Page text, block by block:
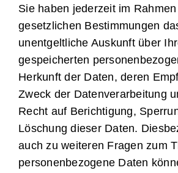
Sie haben jederzeit im
gesetzlichen Bestimmungen
unentgeltliche Auskunft über
gespeicherten
Herkunft der Daten, deren
Zweck der Datenverarbeitung
Recht auf Berichtigung,
Löschung dieser Daten.
auch zu weiteren Fragen zum
personenbezogene Daten